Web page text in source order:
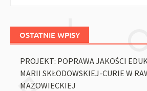
OSTATNIE WPISY
PROJEKT: POPRAWA JAKOŚCI
MARII SKŁODOWSKIEJ-CURIE W
MAZOWIECKIEJ